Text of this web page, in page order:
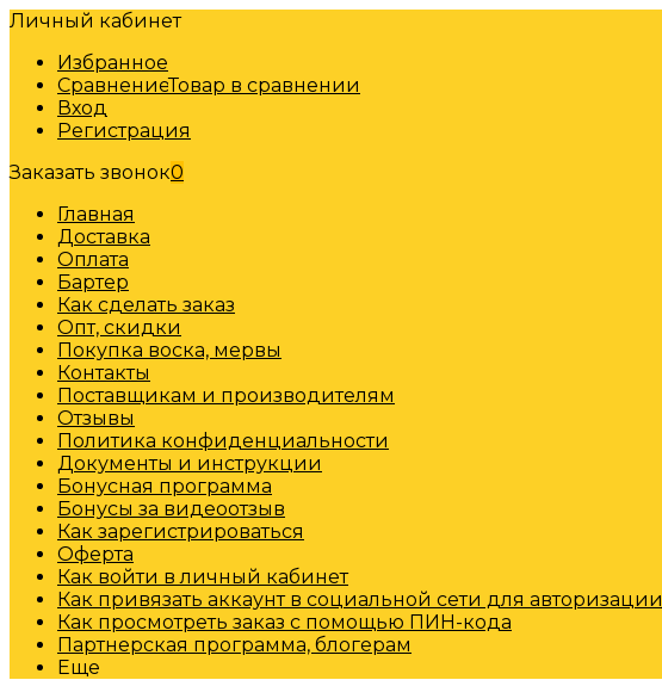
Личный кабинет
Избранное
СравнениеТовар в сравнении
Вход
Регистрация
Заказать звонок0
Главная
Доставка
Оплата
Бартер
Как сделать заказ
Опт, скидки
Покупка воска, мервы
Контакты
Поставщикам и производителям
Отзывы
Политика конфиденциальности
Документы и инструкции
Бонусная программа
Бонусы за видеоотзыв
Как зарегистрироваться
Оферта
Как войти в личный кабинет
Как привязать аккаунт в социальной сети для авторизации
Как просмотреть заказ с помощью ПИН-кода
Партнерская программа, блогерам
Еще